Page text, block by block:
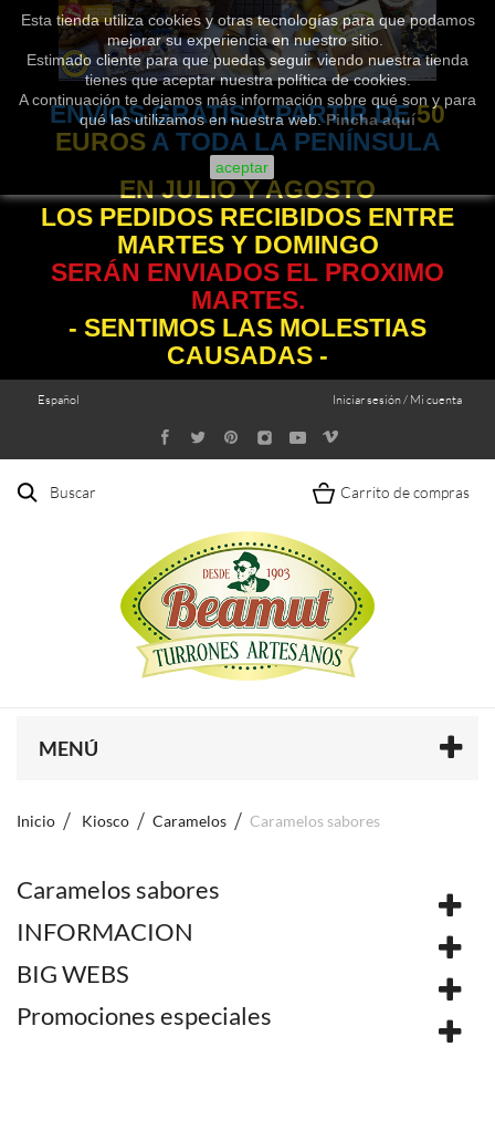
Esta tienda utiliza cookies y otras tecnologías para que podamos
mejorar su experiencia en nuestro sitio.
Estimado cliente para que puedas seguir viendo nuestra tienda
tienes que aceptar nuestra política de cookies.
A continuación te dejamos más información sobre qué son y para
qué las utilizamos en nuestra web.Pincha aquí
aceptar
ENVÍOS GRATIS A PARTIR DE50
EUROSA TODA LA PENÍNSULA
EN JULIO Y AGOSTO
LOS PEDIDOS RECIBIDOS ENTRE
MARTES Y DOMINGO
SERÁN ENVIADOS EL PROXIMO
MARTES.
- SENTIMOS LAS MOLESTIAS
CAUSADAS -
Iniciar sesión / Mi cuenta
Español
Buscar Carrito de compras
MENÚ
Inicio Kiosco Caramelos Caramelos sabores
Caramelos sabores
INFORMACION
BIG WEBS
Promociones especiales